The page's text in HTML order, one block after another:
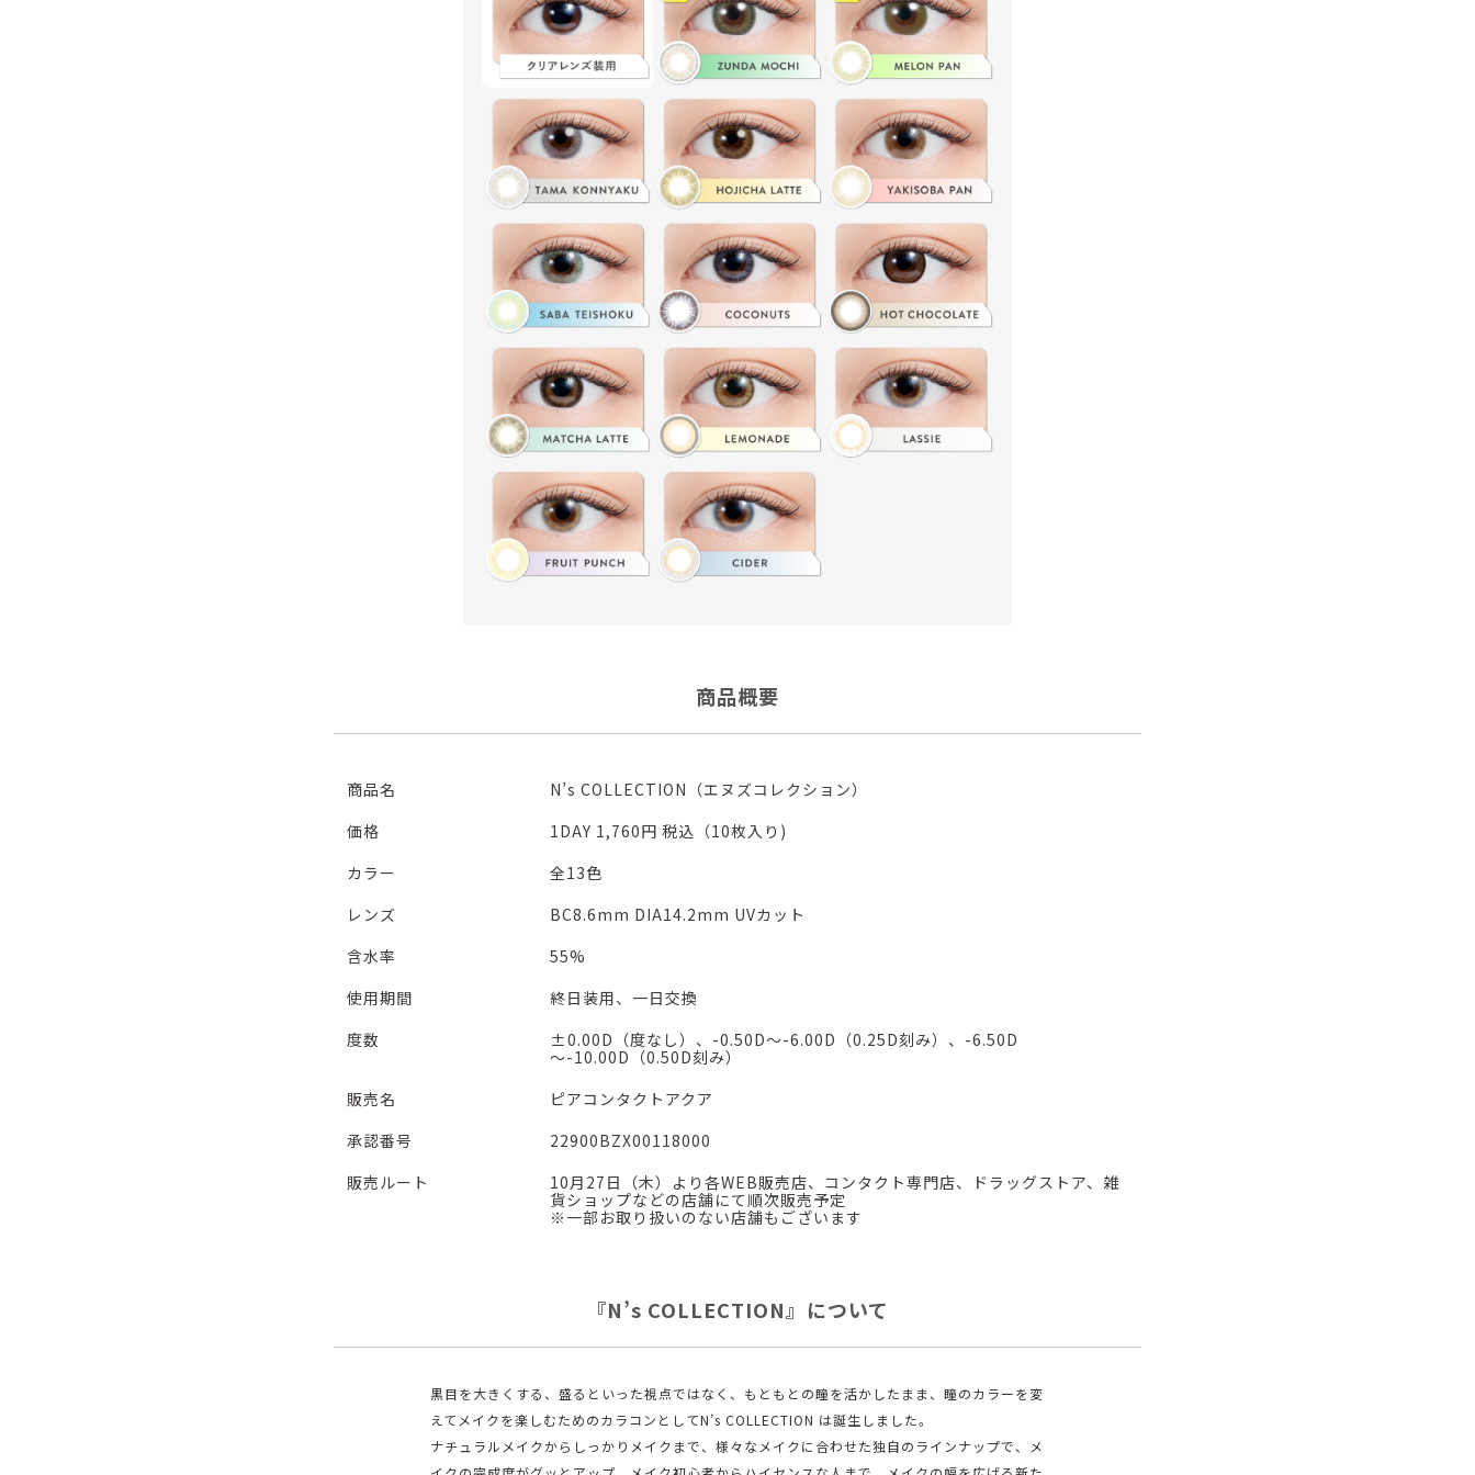
商品概要
商品名
N’s COLLECTION（エヌズコレクション）
価格
1DAY 1,760円 税込（10枚入り)
カラー
全13色
レンズ
BC8.6mm DIA14.2mm UVカット
含水率
55%
使用期間
終日装用、一日交換
度数
±0.00D（度なし）、-0.50D～-6.00D（0.25D刻み）、-6.50D
～-10.00D（0.50D刻み）
販売名
ピアコンタクトアクア
承認番号
22900BZX00118000
販売ルート
10月27日（木）より各WEB販売店、コンタクト専門店、ドラッグストア、雑
貨ショップなどの店舗にて順次販売予定
※一部お取り扱いのない店舗もございます
『N’s COLLECTION』について
黒目を大きくする、盛るといった視点ではなく、もともとの瞳を活かしたまま、瞳のカラーを変
えてメイクを楽しむためのカラコンとしてN’s COLLECTION は誕生しました。
ナチュラルメイクからしっかりメイクまで、様々なメイクに合わせた独自のラインナップで、メ